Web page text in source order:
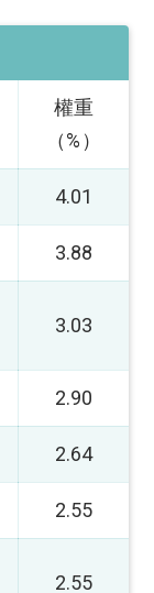
權重
（%）
4.01
3.88
3.03
2.90
2.64
2.55
2.55